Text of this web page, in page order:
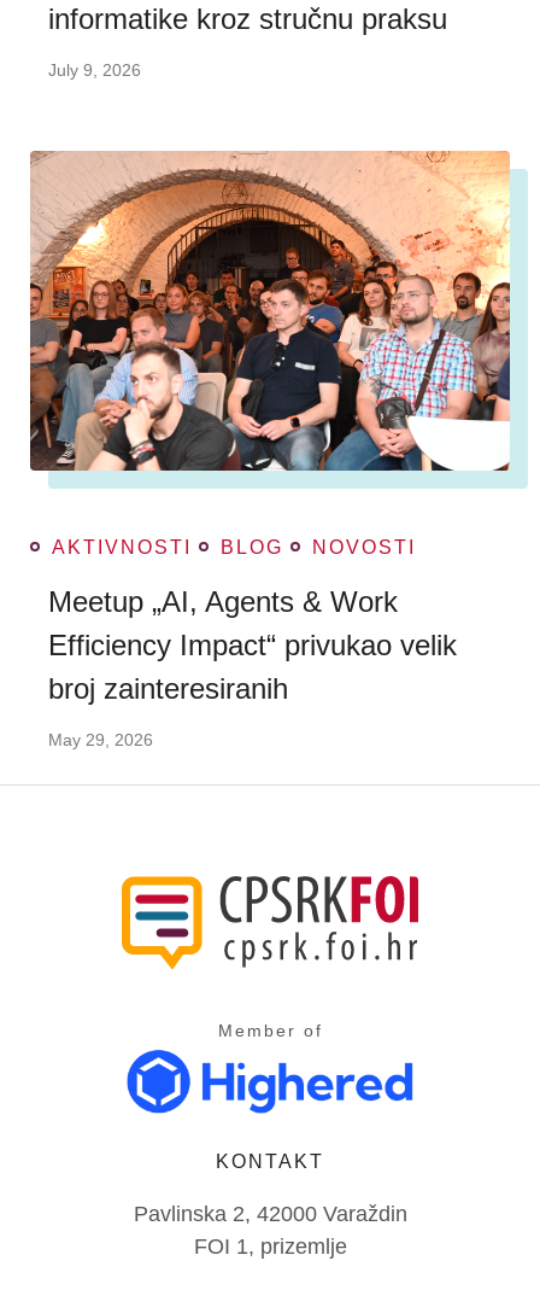
informatike kroz stručnu praksu
July 9, 2026
AKTIVNOSTI BLOG NOVOSTI
Meetup „AI, Agents & Work
Efficiency Impact“ privukao velik
broj zainteresiranih
May 29, 2026
Member of
KONTAKT
Pavlinska 2, 42000 Varaždin
FOI 1, prizemlje